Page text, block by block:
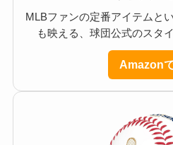
MLBファンの定番アイテムと
も映える、球団公式のスタ
Amazon